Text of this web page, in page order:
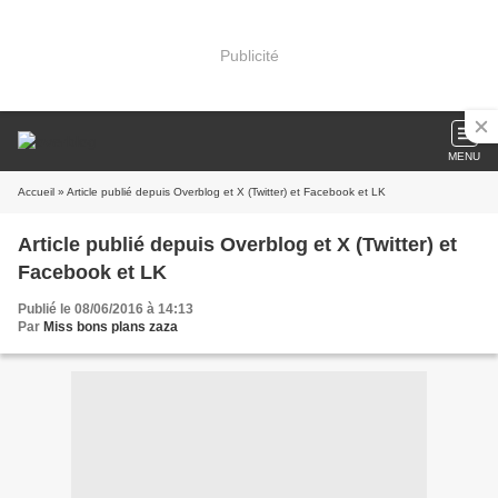
Publicité
MENU
Accueil » Article publié depuis Overblog et X (Twitter) et Facebook et LK
Article publié depuis Overblog et X (Twitter) et
Facebook et LK
Publié le 08/06/2016 à 14:13
Par Miss bons plans zaza